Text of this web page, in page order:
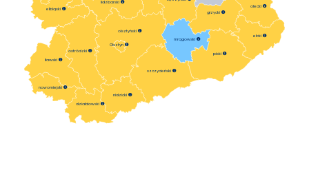
działdowski
elbląski 
ełcki
giżycki 
iławski 
lidzbarski
mrągowski
nidzicki 
nowomiejski
olecki
olsztyński
ostródzki 
piski
szczycieński
Olsztyn